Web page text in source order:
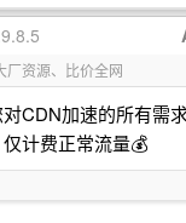
资源、比价全网
CDN加速的所有需求
计费正常流量💰